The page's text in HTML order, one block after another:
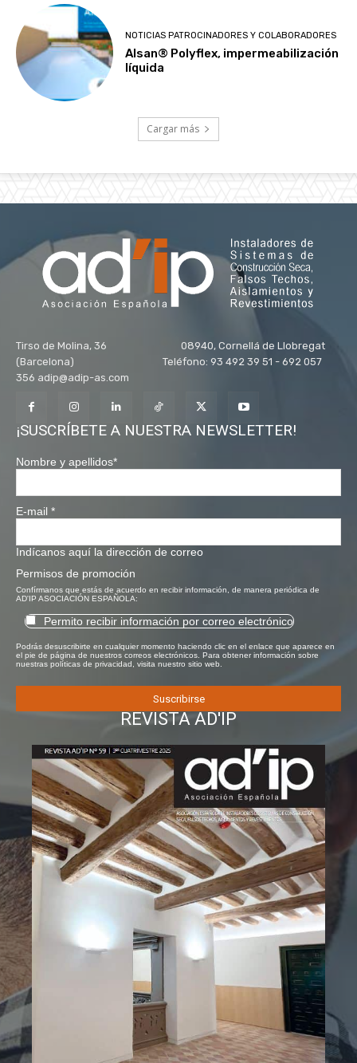
NOTICIAS PATROCINADORES Y COLABORADORES
Alsan® Polyflex, impermeabilización
líquida
Cargar más
Tirso de Molina, 36 08940, Cornellá de Llobregat
(Barcelona) Teléfono: 93 492 39 51 - 692 057
356 adip@adip-as.com
¡SUSCRÍBETE A NUESTRA NEWSLETTER!
Nombre y apellidos*
E-mail *
Indícanos aquí la dirección de correo
Permisos de promoción
Confírmanos que estás de acuerdo en recibir información, de manera periódica de
AD'IP ASOCIACIÓN ESPAÑOLA:
Permito recibir información por correo electrónico
Podrás desuscribirte en cualquier momento haciendo clic en el enlace que aparece en
el pie de página de nuestros correos electrónicos. Para obtener información sobre
nuestras políticas de privacidad, visita nuestro sitio web.
REVISTA AD'IP